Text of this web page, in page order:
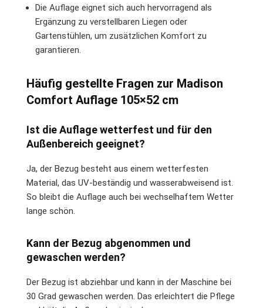
Die Auflage eignet sich auch hervorragend als
Ergänzung zu verstellbaren Liegen oder
Gartenstühlen, um zusätzlichen Komfort zu
garantieren.
Häufig gestellte Fragen zur Madison
Comfort Auflage 105×52 cm
Ist die Auflage wetterfest und für den
Außenbereich geeignet?
Ja, der Bezug besteht aus einem wetterfesten
Material, das UV-beständig und wasserabweisend ist.
So bleibt die Auflage auch bei wechselhaftem Wetter
lange schön.
Kann der Bezug abgenommen und
gewaschen werden?
Der Bezug ist abziehbar und kann in der Maschine bei
30 Grad gewaschen werden. Das erleichtert die Pflege